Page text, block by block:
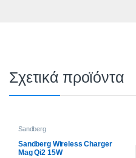
Σχετικά προϊόντα
Sandberg
Sandberg Wireless Charger
Mag Qi2 15W